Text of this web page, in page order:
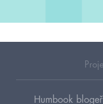
Humbook